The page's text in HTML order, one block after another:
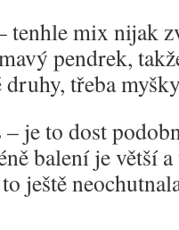
mix nijak
pendrek,
třeba
– je to dost
balení je větší
ještě